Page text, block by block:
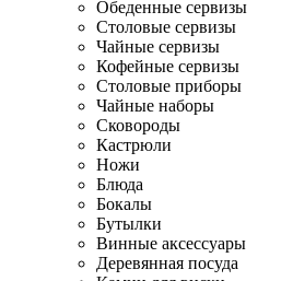
Обеденные сервизы
Столовые сервизы
Чайные сервизы
Кофейные сервизы
Столовые приборы
Чайные наборы
Сковороды
Кастрюли
Ножи
Блюда
Бокалы
Бутылки
Винные аксессуары
Деревянная посуда